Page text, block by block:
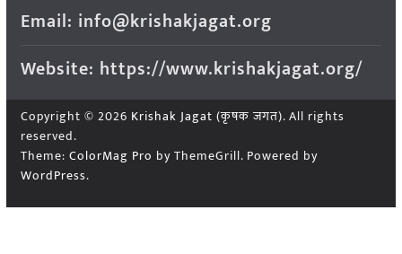
Email: info@krishakjagat.org
Website: https://www.krishakjagat.org/
Copyright © 2026 Krishak Jagat (कृषक जगत). All rights
reserved.
Theme: ColorMag Pro by ThemeGrill. Powered by
WordPress.